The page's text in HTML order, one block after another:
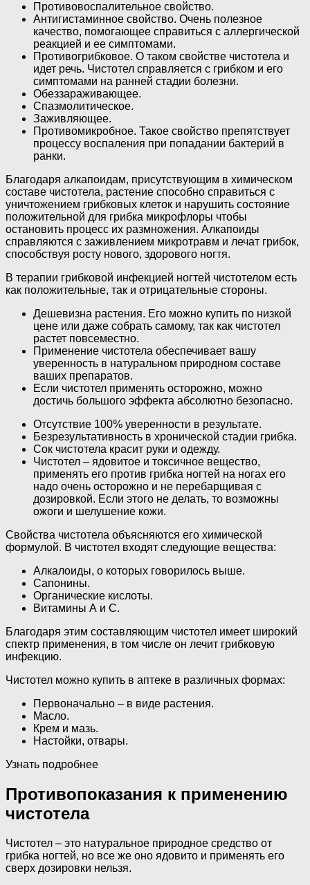
Противовоспалительное свойство.
Антигистаминное свойство. Очень полезное
качество, помогающее справиться с аллергической
реакцией и ее симптомами.
Противогрибковое. О таком свойстве чистотела и
идет речь. Чистотел справляется с грибком и его
симптомами на ранней стадии болезни.
Обеззараживающее.
Спазмолитическое.
Заживляющее.
Противомикробное. Такое свойство препятствует
процессу воспаления при попадании бактерий в
ранки.
Благодаря алкапоидам, присутствующим в химическом
составе чистотела, растение способно справиться с
уничтожением грибковых клеток и нарушить состояние
положительной для грибка микрофлоры чтобы
остановить процесс их размножения. Алкапоиды
справляются с заживлением микротравм и лечат грибок,
способствуя росту нового, здорового ногтя.
В терапии грибковой инфекцией ногтей чистотелом есть
как положительные, так и отрицательные стороны.
Дешевизна растения. Его можно купить по низкой
цене или даже собрать самому, так как чистотел
растет повсеместно.
Применение чистотела обеспечивает вашу
уверенность в натуральном природном составе
ваших препаратов.
Если чистотел применять осторожно, можно
достичь большого эффекта абсолютно безопасно.
Отсутствие 100% уверенности в результате.
Безрезультативность в хронической стадии грибка.
Сок чистотела красит руки и одежду.
Чистотел – ядовитое и токсичное вещество,
применять его против грибка ногтей на ногах его
надо очень осторожно и не перебарщивая с
дозировкой. Если этого не делать, то возможны
ожоги и шелушение кожи.
Свойства чистотела объясняются его химической
формулой. В чистотел входят следующие вещества:
Алкалоиды, о которых говорилось выше.
Сапонины.
Органические кислоты.
Витамины А и С.
Благодаря этим составляющим чистотел имеет широкий
спектр применения, в том числе он лечит грибковую
инфекцию.
Чистотел можно купить в аптеке в различных формах:
Первоначально – в виде растения.
Масло.
Крем и мазь.
Настойки, отвары.
Узнать подробнее
Противопоказания к применению
чистотела
Чистотел – это натуральное природное средство от
грибка ногтей, но все же оно ядовито и применять его
сверх дозировки нельзя.